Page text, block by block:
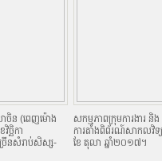
ាចិន (ពេញម៉ោង
ច្ឆិកា
ើនសំរាប់សិស្ស-
សកម្មភាពក្រុមការងារ និ
ការតាំងពិព័រណ៍សាកលវិ
ខែ តុលា ឆ្នាំ២០១៧។